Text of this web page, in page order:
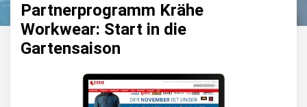
Partnerprogramm Krähe
Workwear: Start in die
Gartensaison